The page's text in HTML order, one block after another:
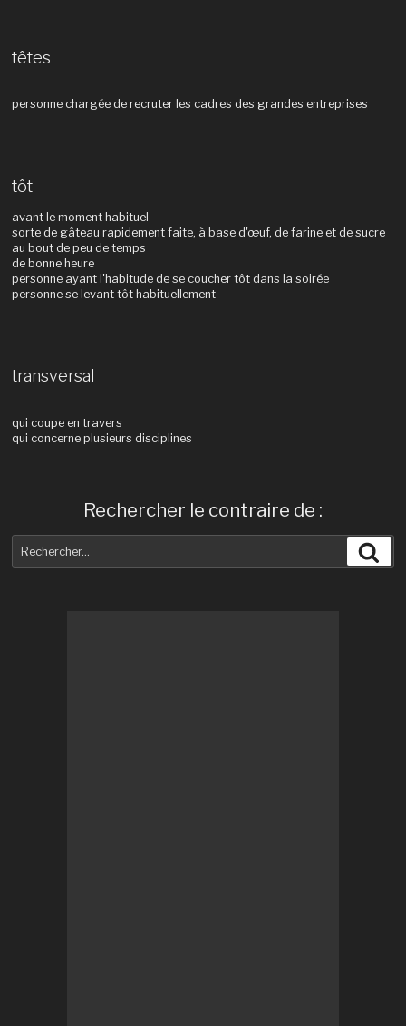
têtes
personne chargée de recruter les cadres des grandes entreprises
tôt
avant le moment habituel
sorte de gâteau rapidement faite, à base d'œuf, de farine et de sucre
au bout de peu de temps
de bonne heure
personne ayant l'habitude de se coucher tôt dans la soirée
personne se levant tôt habituellement
transversal
qui coupe en travers
qui concerne plusieurs disciplines
Rechercher le contraire de :
pour